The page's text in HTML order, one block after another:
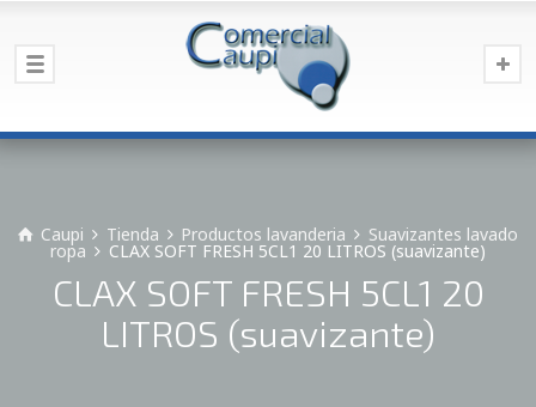
Caupi Tienda Productos lavanderia Suavizantes lavado
ropa CLAX SOFT FRESH 5CL1 20 LITROS (suavizante)
CLAX SOFT FRESH 5CL1 20
LITROS (suavizante)